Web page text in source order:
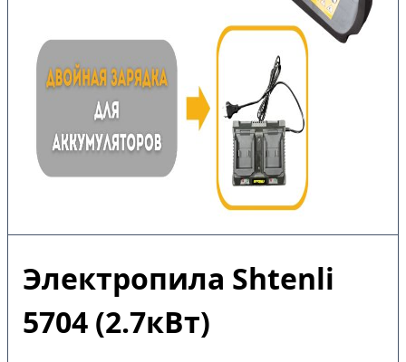
Электропила Shtenli
5704 (2.7кВт)